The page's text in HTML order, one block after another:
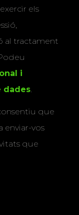
els
al tractament
i
dades.
que
enviar-vos
que